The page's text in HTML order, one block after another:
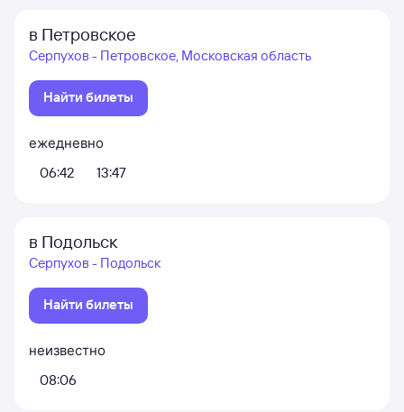
в Петровское
Серпухов - Петровское, Московская область
Найти билеты
ежедневно
06:42
13:47
в Подольск
Серпухов - Подольск
Найти билеты
неизвестно
08:06